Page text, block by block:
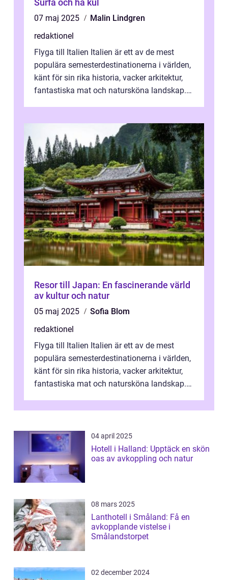
Surfa och ha kul
07 maj 2025
Malin Lindgren
redaktionel
Flyga till Italien Italien är ett av de mest
populära semesterdestinationerna i världen,
känt för sin rika historia, vacker arkitektur,
fantastiska mat och natursköna landskap.
Resor till Japan: En fascinerande värld
av kultur och natur
05 maj 2025
Sofia Blom
redaktionel
Flyga till Italien Italien är ett av de mest
populära semesterdestinationerna i världen,
känt för sin rika historia, vacker arkitektur,
fantastiska mat och natursköna landskap.
04 april 2025
Hotell i Halland: Upptäck en skön
oas av avkoppling och natur
08 mars 2025
Lanthotell i Småland: Få en
avkopplande vistelse i
Smålandstorpet
02 december 2024